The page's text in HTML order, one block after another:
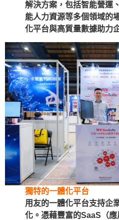
解決方案，包括智能營運
能人力資源等多個領域的
化平台與高質量數據助力
獨特的一體化平台
用友的一體化平台支持企
化。憑藉豐富的SaaS（